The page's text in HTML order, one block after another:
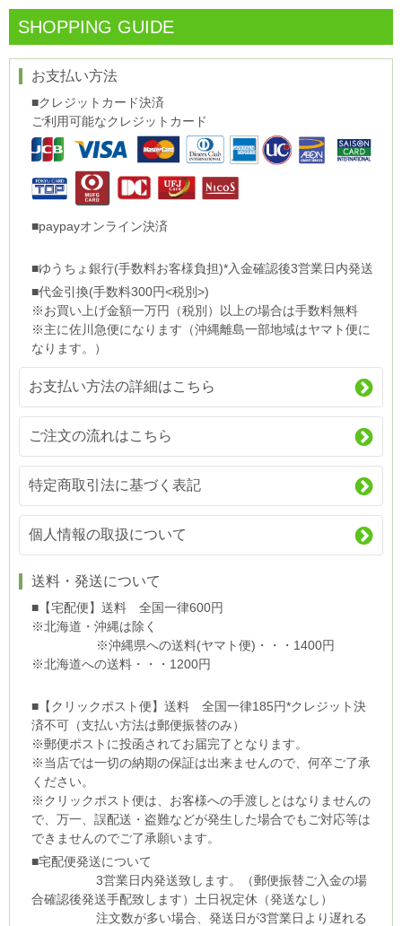
SHOPPING GUIDE
お支払い方法
■クレジットカード決済
ご利用可能なクレジットカード
■paypayオンライン決済
■ゆうちょ銀行(手数料お客様負担)*入金確認後3営業日内発送
■代金引換(手数料300円<税別>)
※お買い上げ金額一万円（税別）以上の場合は手数料無料
※主に佐川急便になります（沖縄離島一部地域はヤマト便に
なります。）
お支払い方法の詳細はこちら
ご注文の流れはこちら
特定商取引法に基づく表記
個人情報の取扱について
送料・発送について
■【宅配便】送料 全国一律600円
※北海道・沖縄は除く
※沖縄県への送料(ヤマト便)・・・1400円
※北海道への送料・・・1200円
■【クリックポスト便】送料 全国一律185円*クレジット決
済不可（支払い方法は郵便振替のみ）
※郵便ポストに投函されてお届完了となります。
※当店では一切の納期の保証は出来ませんので、何卒ご了承
ください。
※クリックポスト便は、お客様への手渡しとはなりませんの
で、万一、誤配送・盗難などが発生した場合でもご対応等は
できませんのでご了承願います。
■宅配便発送について
3営業日内発送致します。（郵便振替ご入金の場
合確認後発送手配致します）土日祝定休（発送なし）
注文数が多い場合、発送日が3営業日より遅れる